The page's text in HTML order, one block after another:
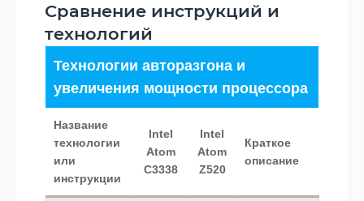
Сравнение инструкций и
технологий
Технологии авторазгона и
увеличения мощности процессора
Название
технологии
или
инструкции
Intel
Atom
C3338
Intel
Atom
Z520
Краткое
описание